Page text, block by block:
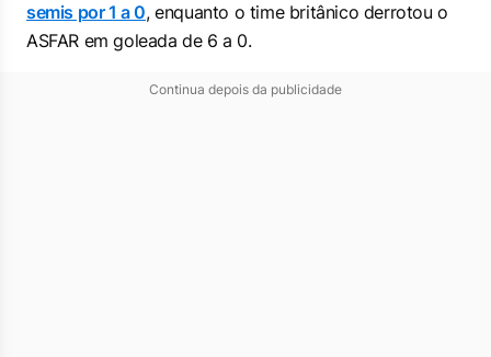
semis por 1 a 0, enquanto o time britânico derrotou o
ASFAR em goleada de 6 a 0.
Continua depois da publicidade